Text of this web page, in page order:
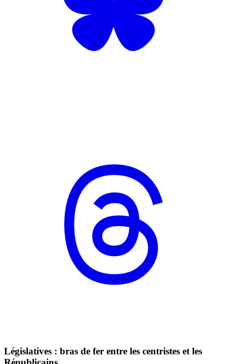
Législatives : bras de fer entre les centristes et les